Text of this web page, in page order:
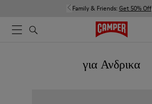
Family & Friends: Get 50% Off
για Ανδρικα